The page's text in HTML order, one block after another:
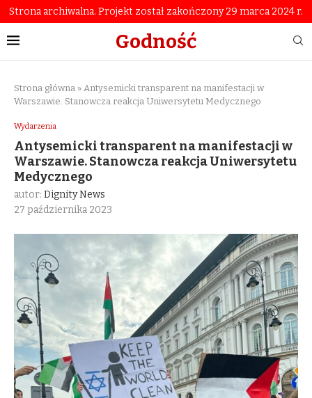
Strona archiwalna. Projekt został zakończony 29 marca 2024 r.
Godność
Strona główna » Antysemicki transparent na manifestacji w
Warszawie. Stanowcza reakcja Uniwersytetu Medycznego
Wydarzenia
Antysemicki transparent na manifestacji w
Warszawie. Stanowcza reakcja Uniwersytetu
Medycznego
autor: Dignity News
27 października 2023